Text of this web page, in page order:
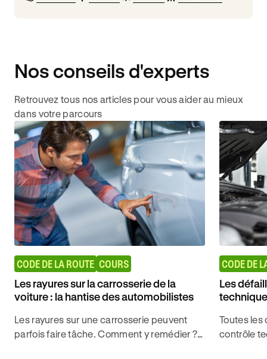
Nos conseils d'experts
Retrouvez tous nos articles pour vous aider au mieux
dans votre parcours
CODE DE LA ROUTE COURS
Les rayures sur la carrosserie de la
voiture : la hantise des automobilistes
Les rayures sur une carrosserie peuvent
parfois faire tâche. Comment y remédier ?
CODE DE
Les
technique
Toutes
contrôle